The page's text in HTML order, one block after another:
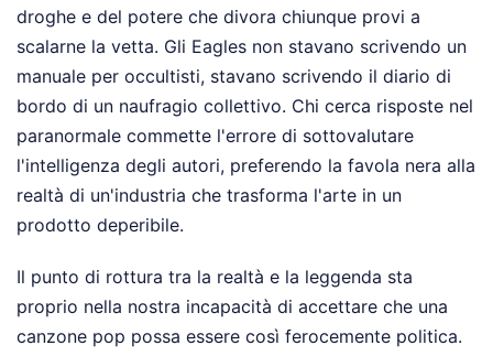
droghe e del potere che divora chiunque provi a
scalarne la vetta. Gli Eagles non stavano scrivendo un
manuale per occultisti, stavano scrivendo il diario di
bordo di un naufragio collettivo. Chi cerca risposte nel
paranormale commette l'errore di sottovalutare
l'intelligenza degli autori, preferendo la favola nera alla
realtà di un'industria che trasforma l'arte in un
prodotto deperibile.
Il punto di rottura tra la realtà e la leggenda sta
proprio nella nostra incapacità di accettare che una
canzone pop possa essere così ferocemente politica.